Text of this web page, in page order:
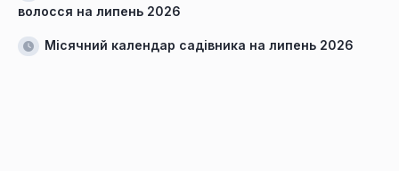
волосся на липень 2026
Місячний календар садівника на липень 2026